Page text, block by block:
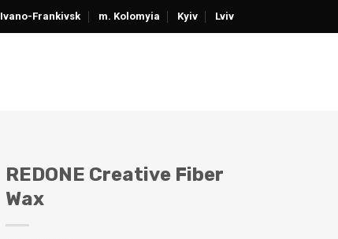
Ivano-Frankivsk m. Kolomyia Kyiv Lviv
REDONE Creative Fiber
Wax